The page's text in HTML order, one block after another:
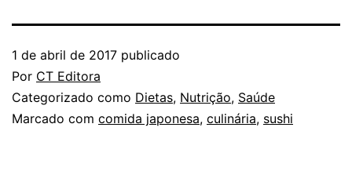
1 de abril de 2017 publicado
Por CT Editora
Categorizado como Dietas, Nutrição, Saúde
Marcado com comida japonesa, culinária, sushi